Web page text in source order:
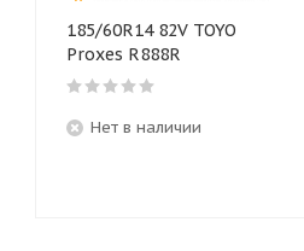
185/60R14 82V TOYO
Proxes R888R
Нет в наличии